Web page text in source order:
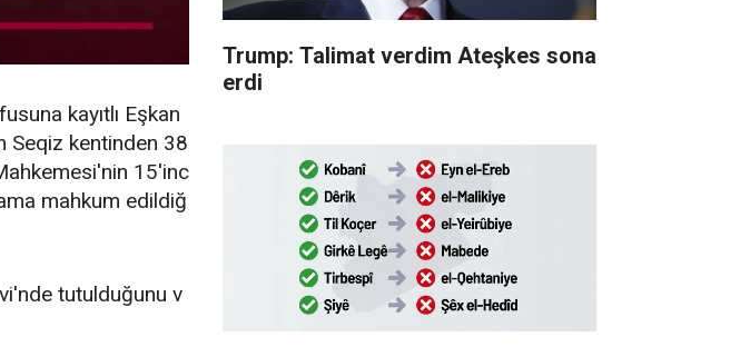
kayıtlı Eşkan
Seqiz kentinden 38
15'inc
mahkum edildiğ
tutulduğunu v
Trump: Talimat verdim Ateşkes sona
erdi